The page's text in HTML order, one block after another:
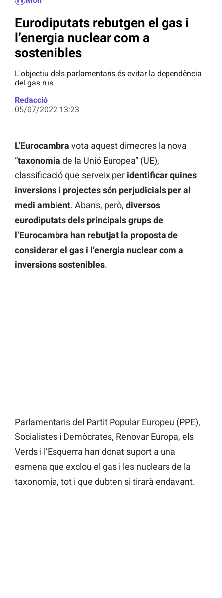
Eurodiputats rebutgen el gas i
l’energia nuclear com a
sostenibles
L'objectiu dels parlamentaris és evitar la dependència
del gas rus
Redacció
05/07/2022 13:23
L’Eurocambra vota aquest dimecres la nova
“taxonomia de la Unió Europea” (UE),
classificació que serveix per identificar quines
inversions i projectes són perjudicials per al
medi ambient. Abans, però, diversos
eurodiputats dels principals grups de
l’Eurocambra han rebutjat la proposta de
considerar el gas i l’energia nuclear com a
inversions sostenibles.
Parlamentaris del Partit Popular Europeu (PPE),
Socialistes i Demòcrates, Renovar Europa, els
Verds i l’Esquerra han donat suport a una
esmena que exclou el gas i les nuclears de la
taxonomia, tot i que dubten si tirarà endavant.